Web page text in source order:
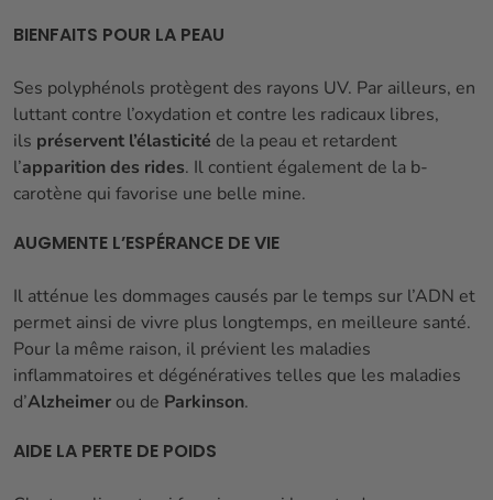
BIENFAITS POUR LA PEAU
Ses polyphénols protègent des rayons UV. Par ailleurs, en
luttant contre l’oxydation et contre les radicaux libres,
ils préservent l’élasticité de la peau et retardent
l’apparition des rides. Il contient également de la b-
carotène qui favorise une belle mine.
AUGMENTE L’ESPÉRANCE DE VIE
Il atténue les dommages causés par le temps sur l’ADN et
permet ainsi de vivre plus longtemps, en meilleure santé.
Pour la même raison, il prévient les maladies
inflammatoires et dégénératives telles que les maladies
d’Alzheimer ou de Parkinson.
AIDE LA PERTE DE POIDS